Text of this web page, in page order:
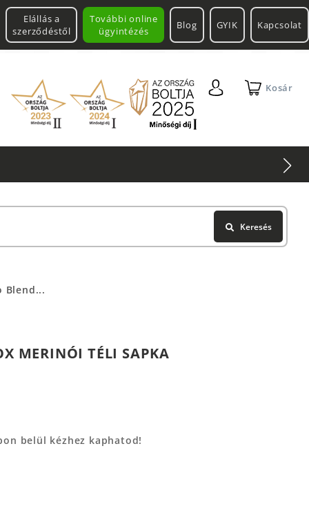
További online
ügyintézés
Elállás a
szerződéstől
Blog GYIK Kapcsolat
Kosár
Keresés
Blend...
MERINÓI TÉLI SAPKA
belül kézhez kaphatod!